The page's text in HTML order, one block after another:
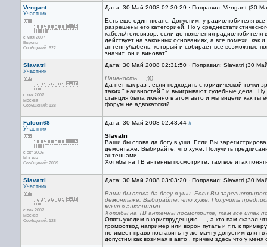
Vengant
Участник
с мая 2007
Европа
Сообщений: 622
Дата: 30 Май 2008 02:30:29 · Поправил: Vengant (30
Есть еще один нюанс. Допустим, у радиолюбителя
разрешены его категорией. Но у
кабель/телевизор, если до появления
действует на законных основаниях , а все помехи, как
антенну/кабель, который и собирает все возможные
значит, он и виноват".
Slavatri
Участник
с дек 2007
Москва
Сообщений: 128
Дата: 30 Май 2008 02:31:50 · Поправил: Slavatri (30
Наивность.... ;)))
Да нет как раз , если подходить с юридической точки
таких " наивностей " и выигрывают судебные дела .
станция была именно в этом авто и мы видели как ты
форум не адвокатский ...
Falcon68
Участник
с окт 2006
Москва
Сообщений: 2039
Дата: 30 Май 2008 02:43:44 #
Slavatri
Ваши бы слова да богу в уши. Если Вы
демонтаже. Выбирайте, что хуже. Получить
антеннами.
Хотябы на ТВ антенны посмотрите, там все итак
Slavatri
Участник
с дек 2007
Москва
Сообщений: 128
Дата: 30 Май 2008 03:03:20 · Поправил: Slavatri (30
Ваши бы слова да богу в уши. Если Вы
демонтаже. Выбирайте, что хуже. Получить
мачт с антеннами.
Хотябы на ТВ антенны посмотрите, там все итак
Опять уходим в юриспруденцию ... , а кто вам сказал
громоотвод например или ворон пугать и т.п. к
не имеет право поставить ту же мачту допустим для
допустим как возимая в авто , причем здесь что у